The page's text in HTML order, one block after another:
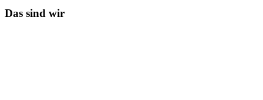
Das sind wir